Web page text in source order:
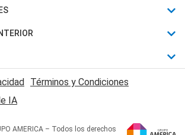
Términos y Condiciones
IA
AMERICA – Todos los derechos